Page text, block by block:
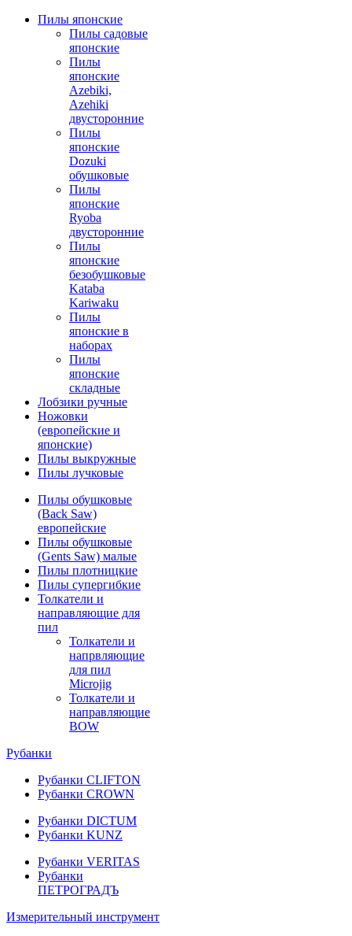
Пилы японские
Пилы садовые
японские
Пилы
японские
Azebiki,
Azehiki
двусторонние
Пилы
японские
Dozuki
обушковые
Пилы
японские
Ryoba
двусторонние
Пилы
японские
безобушковые
Kataba
Kariwaku
Пилы
японские в
наборах
Пилы
японские
складные
Лобзики ручные
Ножовки
(европейские и
японские)
Пилы выкружные
Пилы лучковые
Пилы обушковые
(Back Saw)
европейские
Пилы обушковые
(Gents Saw) малые
Пилы плотницкие
Пилы супергибкие
Толкатели и
направляющие для
пил
Толкатели и
напрвляющие
для пил
Microjig
Толкатели и
направляющие
BOW
Рубанки
Рубанки CLIFTON
Рубанки CROWN
Рубанки DICTUM
Рубанки KUNZ
Рубанки VERITAS
Рубанки
ПЕТРОГРАДЪ
Измерительный инструмент